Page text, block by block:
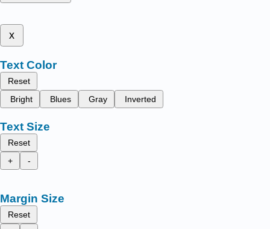
x
Text Color
Reset
Bright
Blues Gray Inverted
Text Size
Reset
+
-
Margin Size
Reset